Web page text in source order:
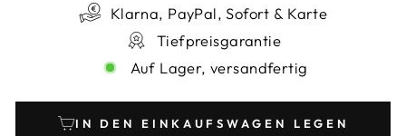
Klarna, PayPal, Sofort & Karte
Tiefpreisgarantie
Auf Lager, versandfertig
IN DEN EINKAUFSWAGEN LEGEN